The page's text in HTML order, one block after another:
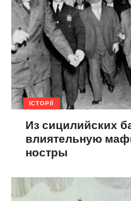
ІСТОРІЇ
Из сицилийских
влиятельную
ностры